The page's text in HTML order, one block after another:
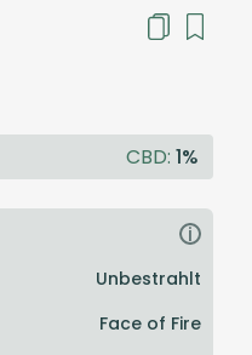
CBD: 1%
i
Unbestrahlt
Face of Fire